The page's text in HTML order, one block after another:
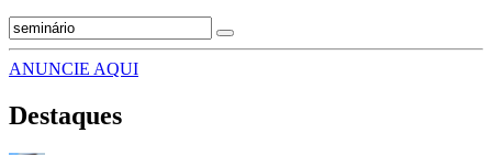
ANUNCIE AQUI
Destaques